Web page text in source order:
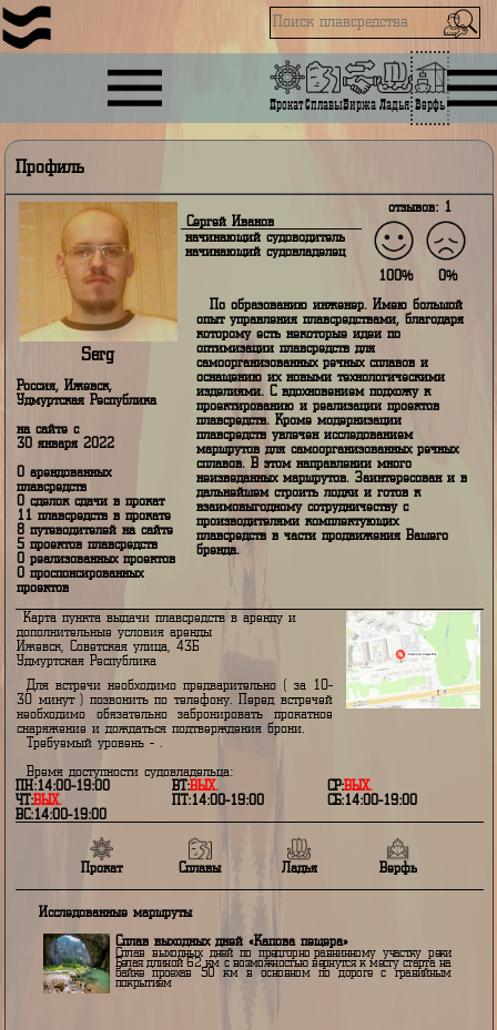
Serg
Россия, Ижевск,
Удмуртская Республика
на сайте с
30 января 2022
0 арендованных
плавсредств
0 сделок сдачи в прокат
11 плавсредств в прокате
8 путеводителей на сайте
5 проектов плавсредств
0 реализованных проектов
0 проспонсированных
проектов
Сергей Иванов
начинающий судоводитель
начинающий судовладелец
отзывов:
100%
По образованию инженер. Имею
опыт управления плавсредствами,
которому есть некоторые идеи по
оптимизации плавсредств для
самоорганизованных речных сплавов и
оснащению их новыми технологическими
изделиями. С вдохновением подхожу к
проектированию и реализации проектов
плавсредств. Кроме модернизации
плавсредств увлечен исследованием
маршрутов для самоорганизованных
сплавов. В этом направлении много
неизведанных маршрутов.
дальнейшем строить лодки и готов к
производителями комплектующих
бренда.
Карта пункта выдачи плавсредств в аренду и
дополнительные условия аренды
Ижевск, Советская улица, 43Б
Удмуртская Республика
Для встречи необходимо предварительно ( за 10-
30 минут ) позвонить по телефону. Перед встречей
необходимо обязательно забронировать прокатное
снаряжение и дождаться подтверждения брони.
Требуемый уровень - .
Время доступности судовладельца:
ПН:14:00-19:00 ВТ:ВЫХ. СР:ВЫХ.
ЧТ:ВЫХ. ПТ:14:00-19:00
СБ:14:00-19:00
ВС:14:00-19:00
Прокат Сплавы Ладья Верфь
Сплавы Биржа Ладья